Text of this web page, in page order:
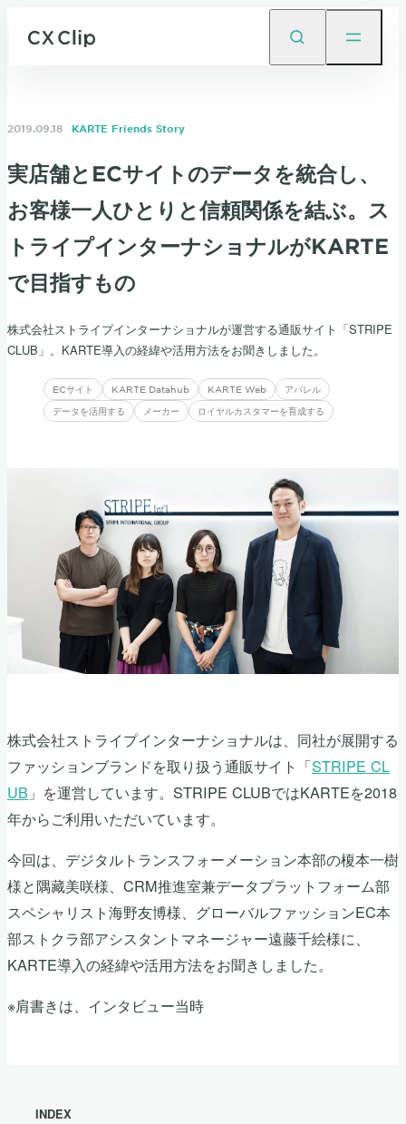
2019.09.18 KARTE Friends Story
実店舗とECサイトのデータを統合し、
お客様一人ひとりと信頼関係を結ぶ。ス
トライプインターナショナルがKARTE
で目指すもの
株式会社ストライプインターナショナルが運営する通販サイト「STRIPE
CLUB」。KARTE導入の経緯や活用方法をお聞きしました。
ECサイト KARTE Datahub KARTE Web
アパレル
データを活用する
メーカー ロイヤルカスタマーを育成する
株式会社ストライプインターナショナルは、同社が展開する
ファッションブランドを取り扱う通販サイト「STRIPE CL
UB 」を運営しています。STRIPE CLUBではKARTEを2018
年からご利用いただいています。
今回は、デジタルトランスフォーメーション本部の榎本一樹
様と隅藏美咲様、CRM推進室兼データプラットフォーム部
スペシャリスト海野友博様、グローバルファッションEC本
部ストクラ部アシスタントマネージャー遠藤千絵様に、
KARTE導入の経緯や活用方法をお聞きしました。
※肩書きは、インタビュー当時
INDEX